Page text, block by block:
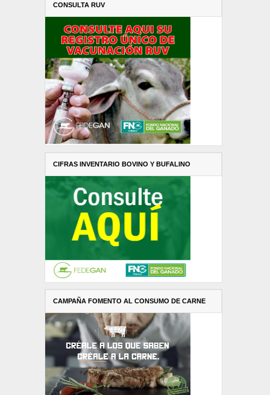
CONSULTA RUV
CIFRAS INVENTARIO BOVINO Y BUFALINO
CAMPAÑA FOMENTO AL CONSUMO DE CARNE